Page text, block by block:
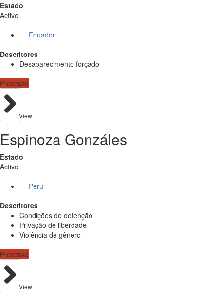
Estado
Activo
Equador
Descritores
Desaparecimento forçado
Processo
View
Espinoza Gonzáles
Estado
Activo
Peru
Descritores
Condições de detenção
Privação de liberdade
Violência de gênero
Processo
View